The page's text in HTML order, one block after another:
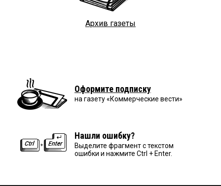
Архив газеты
Оформите подписку
на газету «Коммерческие вести»
Нашли ошибку?
Выделите фрагмент с текстом
ошибки и нажмите Ctrl + Enter.